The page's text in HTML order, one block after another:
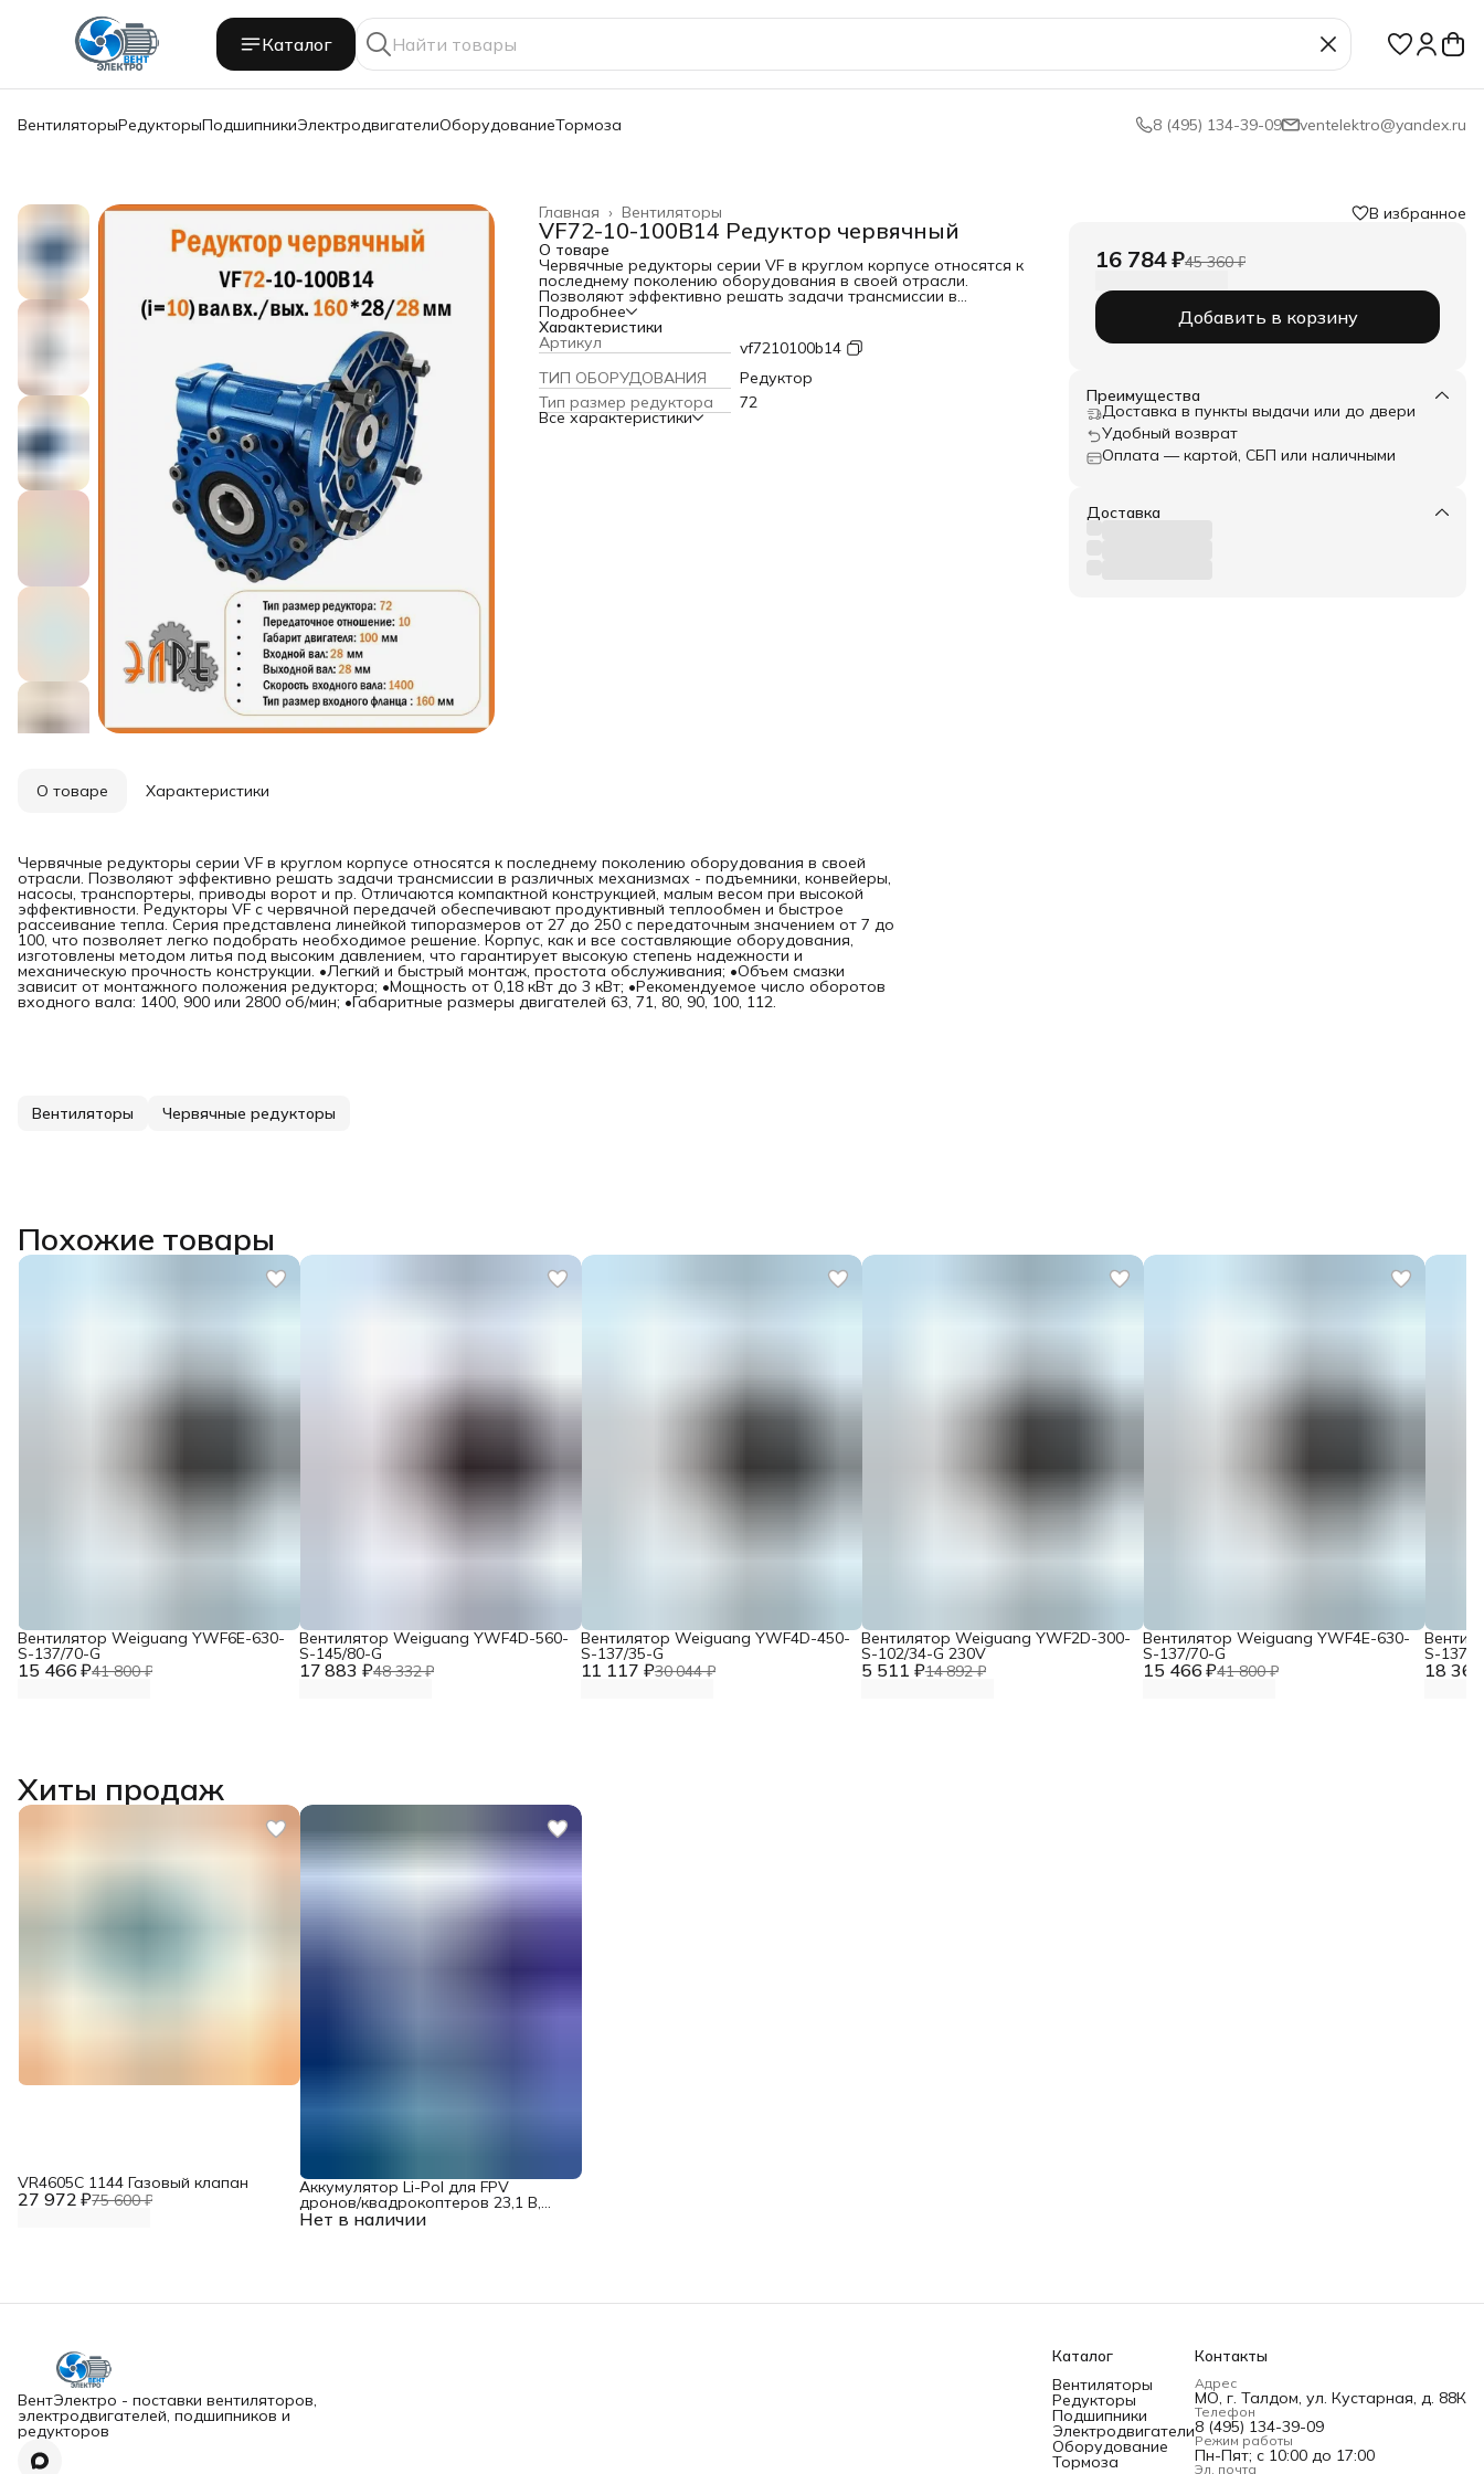
Каталог
ВентиляторыРедукторыПодшипникиЭлектродвигателиОборудованиеТормоза 8 (495) 134-39-09 ventelektro@yandex.ru
Вентиляторы
Главная ›
VF72-10-100B14 Редуктор червячный
О товаре
Червячные редукторы серии VF в круглом корпусе относятся к
последнему поколению оборудования в своей отрасли.
Позволяют эффективно решать задачи трансмиссии в
различных механизмах - подъемники, конвейеры, насосы,
транспортеры, приводы ворот и пр. Отличаются компактной
конструкцией, малым весом при высокой эффективности.
Редукторы VF с червячной передачей обеспечивают
продуктивный теплообмен и быстрое рассеивание тепла.
Серия представлена линейкой типоразмеров от 27 до 250 с
передаточным значением от 7 до 100, что позволяет легко
подобрать необходимое решение. Корпус, как и все
Подробнее
Характеристики
Артикул
vf7210100b14
ТИП ОБОРУДОВАНИЯ
Редуктор
Тип размер редуктора
72
Все характеристики
В избранное
16 784 ₽45 360 ₽
Добавить в корзину
Преимущества
Доставка в пункты выдачи или до двери
Удобный возврат
Оплата — картой, СБП или наличными
Доставка
О товаре Характеристики
Червячные редукторы серии VF в круглом корпусе относятся к последнему поколению оборудования в своей
отрасли. Позволяют эффективно решать задачи трансмиссии в различных механизмах - подъемники, конвейеры,
насосы, транспортеры, приводы ворот и пр. Отличаются компактной конструкцией, малым весом при высокой
эффективности. Редукторы VF с червячной передачей обеспечивают продуктивный теплообмен и быстрое
рассеивание тепла. Серия представлена линейкой типоразмеров от 27 до 250 с передаточным значением от 7 до
100, что позволяет легко подобрать необходимое решение. Корпус, как и все составляющие оборудования,
изготовлены методом литья под высоким давлением, что гарантирует высокую степень надежности и
механическую прочность конструкции. •Легкий и быстрый монтаж, простота обслуживания; •Объем смазки
зависит от монтажного положения редуктора; •Мощность от 0,18 кВт до 3 кВт; •Рекомендуемое число оборотов
входного вала: 1400, 900 или 2800 об/мин; •Габаритные размеры двигателей 63, 71, 80, 90, 100, 112.
Вентиляторы Червячные редукторы
Похожие товары
15 466 ₽41 800 ₽
Вентилятор Weiguang YWF6E-630-
S-137/70-G
17 883 ₽48 332 ₽
Вентилятор Weiguang YWF4D-560-
S-145/80-G
11 117 ₽30 044 ₽
Вентилятор Weiguang YWF4D-450-
S-137/35-G
5 511 ₽14 892 ₽
Вентилятор Weiguang YWF2D-300-
S-102/34-G 230V
15 466 ₽41 800 ₽
Вентилятор Weiguang YWF4E-630-
S-137/70-G
18
S-137/
Хиты продаж
27 972 ₽75 600 ₽
VR4605С 1144 Газовый клапан
Нет в наличии
Аккумулятор Li-Pol для FPV
дронов/квадрокоптеров 23,1 В,
10000 мАч, 370 ВТ
ВентЭлектро - поставки вентиляторов,
электродвигателей, подшипников и
редукторов
Каталог
Вентиляторы
Редукторы
Подшипники
Электродвигатели
Оборудование
Тормоза
Контакты
Адрес
МО, г. Талдом, ул. Кустарная, д. 88К
Телефон
8 (495) 134-39-09
Режим работы
Пн-Пят; c 10:00 до 17:00
Эл. почта